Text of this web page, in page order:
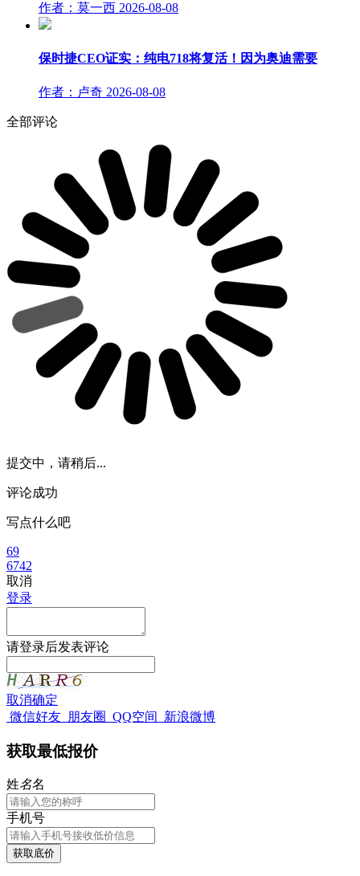
作者：莫一西 2026-08-08
保时捷CEO证实：纯电718将复活！因为奥迪需要
作者：卢奇 2026-08-08
全部评论
提交中，请稍后...
评论成功
写点什么吧
69
6742
取消
登录
请登录后发表评论
取消确定
微信好友 朋友圈 QQ空间 新浪微博
获取最低报价
姓名名
手机号
获取底价